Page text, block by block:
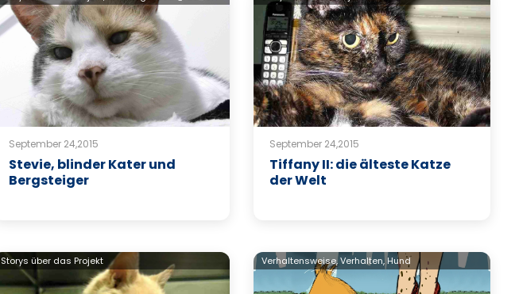
September 24,2015
Stevie, blinder Kater und
Bergsteiger
September 24,2015
Tiffany II: die älteste Katze
der Welt
Storys über das Projekt Verhaltensweise,Verhalten, Hund